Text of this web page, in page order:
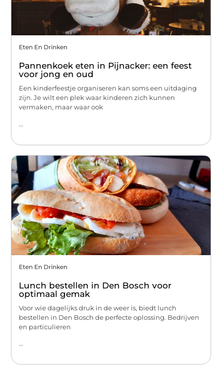
Eten En Drinken
Pannenkoek eten in Pijnacker: een feest
voor jong en oud
Een kinderfeestje organiseren kan soms een uitdaging
zijn. Je wilt een plek waar kinderen zich kunnen
vermaken, maar waar ook
...
Eten En Drinken
Lunch bestellen in Den Bosch voor
optimaal gemak
Voor wie dagelijks druk in de weer is, biedt lunch
bestellen in Den Bosch de perfecte oplossing. Bedrijven
en particulieren
...